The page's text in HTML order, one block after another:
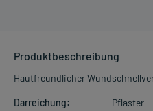
Produktbeschreibung
Hautfreundlicher
Darreichung:
Pflaster